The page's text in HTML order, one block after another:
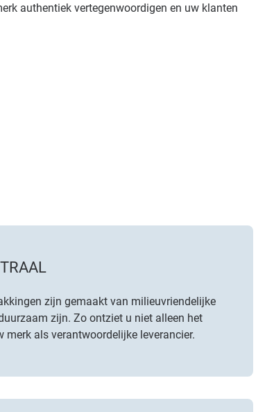
authentiek vertegenwoordigen en uw klanten
zijn gemaakt van milieuvriendelijke
zijn. Zo ontziet u niet alleen het
merk als verantwoordelijke leverancier.